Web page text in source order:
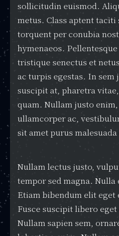
sollicitudin euismod.
metus. Class aptent
torquent per conubia
hymenaeos.
tristique senectus et
ac turpis egestas. In sem
suscipit at, pharetra
quam. Nullam justo
ullamcorper ac,
sit amet purus
Nullam lectus justo,
tempor sed magna. Nulla
Etiam bibendum elit eget
Fusce suscipit libero
Nullam sapien sem,